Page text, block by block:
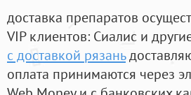
доставка препаратов
VIP клиентов: Сиалис и
с доставкой рязань
оплата принимаются через